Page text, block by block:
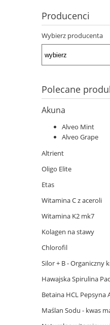
Producenci
Wybierz producenta
Polecane
Akuna
Alveo Mint
Alveo Grape
Altrient
Oligo Elite
Etas
Witamina C z aceroli
Witamina K2 mk7
Kolagen na stawy
Chlorofil
Silor + B - Organiczny
Hawajska Spirulina
Betaina HCL Pepsyna
Maślan Sodu - kwas